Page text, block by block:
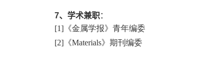
7、学术兼职：
[1] 《金属学报》青年编委
[2] 《Materials》期刊编委